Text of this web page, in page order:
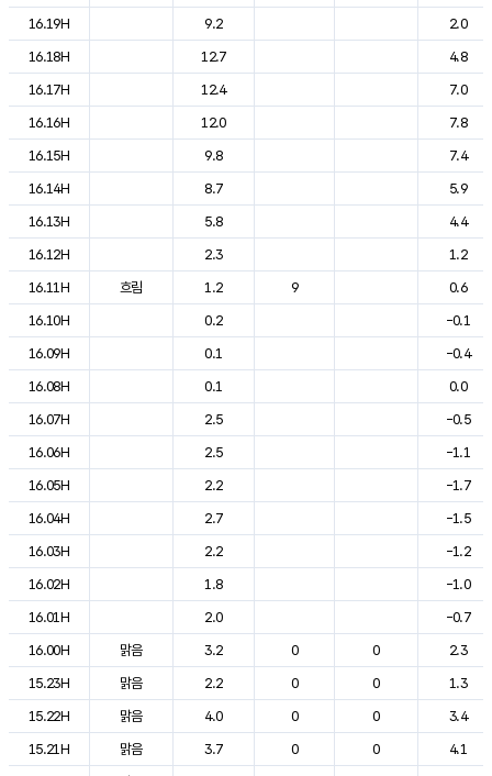
16.19H
9.2
2.0
16.18H
12.7
4.8
16.17H
12.4
7.0
16.16H
12.0
7.8
16.15H
9.8
7.4
16.14H
8.7
5.9
16.13H
5.8
4.4
16.12H
2.3
1.2
16.11H
흐림 1.2 9
0.6
16.10H
0.2
-0.1
16.09H
0.1
-0.4
16.08H
0.1
0.0
16.07H
2.5
-0.5
16.06H
2.5
-1.1
16.05H
2.2
-1.7
16.04H
2.7
-1.5
16.03H
2.2
-1.2
16.02H
1.8
-1.0
16.01H
2.0
-0.7
16.00H
맑음 3.2 0 0
2.3
15.23H
맑음 2.2 0 0
1.3
15.22H
맑음 4.0 0 0
3.4
15.21H
맑음 3.7 0 0
4.1